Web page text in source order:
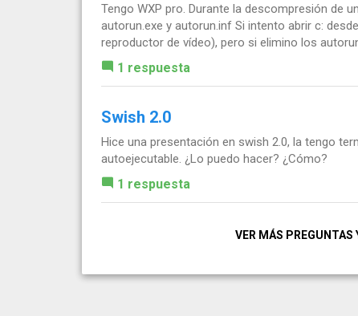
Tengo WXP pro. Durante la descompresión de
autorun.exe y autorun.inf Si intento abrir c:
reproductor de vídeo), pero si elimino los
1 respuesta
Swish 2.0
Hice una presentación en swish 2.0, la tengo
autoejecutable. ¿Lo puedo hacer? ¿Cómo?
1 respuesta
VER MÁS PREGUNTAS